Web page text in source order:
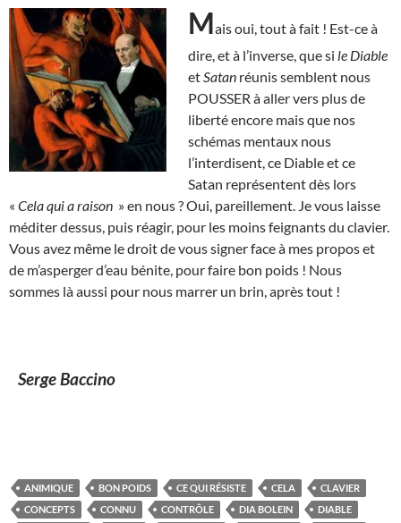
Mais oui, tout à fait ! Est-ce à
dire, et à l’inverse, que si le Diable
et Satan réunis semblent nous
POUSSER à aller vers plus de
liberté encore mais que nos
schémas mentaux nous
l’interdisent, ce Diable et ce
Satan représentent dès lors
« Cela qui a raison » en nous ? Oui, pareillement. Je vous laisse
méditer dessus, puis réagir, pour les moins feignants du clavier.
Vous avez même le droit de vous signer face à mes propos et
de m’asperger d’eau bénite, pour faire bon poids ! Nous
sommes là aussi pour nous marrer un brin, après tout !
Serge Baccino
ANIMIQUE BON POIDS CE QUI RÉSISTE CELA
CLAVIER
CONCEPTS
CONNU CONTRÔLE DIA BOLEIN
DIABLE